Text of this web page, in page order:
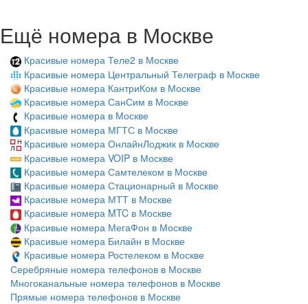
Ещё номера в Москве
Красивые номера Теле2 в Москве
Красивые номера Центральный Телеграф в Москве
Красивые номера КантриКом в Москве
Красивые номера СанСим в Москве
Красивые номера в Москве
Красивые номера МГТС в Москве
Красивые номера ОнлайнЛоджик в Москве
Красивые номера VOIP в Москве
Красивые номера Самтелеком в Москве
Красивые номера Стационарный в Москве
Красивые номера МТТ в Москве
Красивые номера MTC в Москве
Красивые номера МегаФон в Москве
Красивые номера Билайн в Москве
Красивые номера Ростелеком в Москве
Серебряные номера телефонов в Москве
Многоканальные номера телефонов в Москве
Прямые номера телефонов в Москве